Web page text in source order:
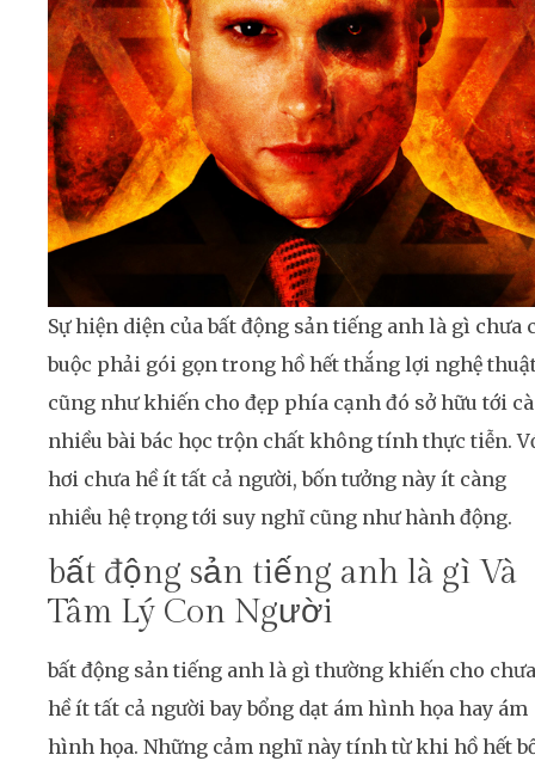
Sự hiện diện của bất động sản tiếng anh là gì chưa
buộc phải gói gọn trong hồ hết thắng lợi nghệ
cũng như khiến cho đẹp phía cạnh đó sở hữu tới
nhiều bài bác học trộn chất không tính thực tiễn.
hơi chưa hề ít tất cả người, bốn tưởng này ít càng
nhiều hệ trọng tới suy nghĩ cũng như hành động.
bất động sản tiếng anh là gì Và
Tâm Lý Con Người
bất động sản tiếng anh là gì thường khiến cho chưa
hề ít tất cả người bay bổng dạt ám hình họa hay ám
hình họa. Những cảm nghĩ này tính từ khi hồ hết